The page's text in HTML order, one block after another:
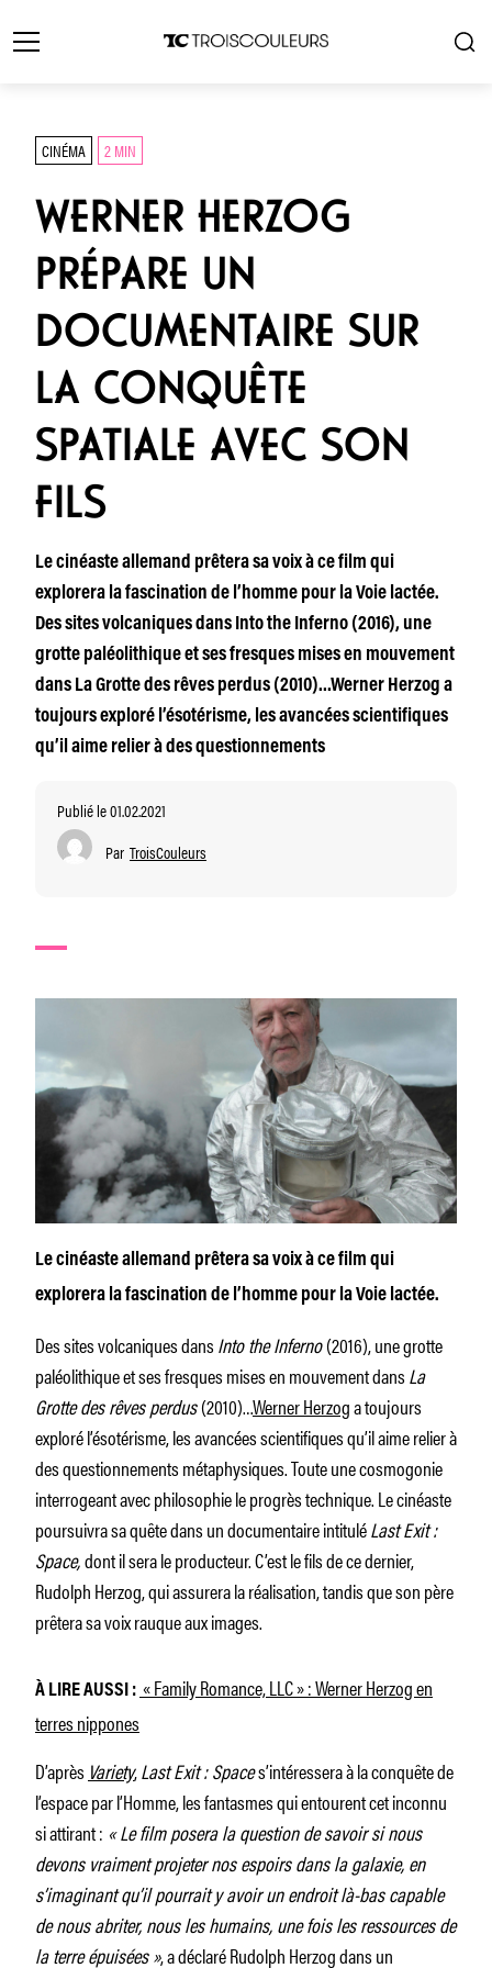
CINÉMA 2 MIN
WERNER HERZOG
PRÉPARE UN
DOCUMENTAIRE SUR
LA CONQUÊTE
SPATIALE AVEC SON
FILS
Le cinéaste allemand prêtera sa voix à ce film qui
explorera la fascination de l’homme pour la Voie lactée.
Des sites volcaniques dans Into the Inferno (2016), une
grotte paléolithique et ses fresques mises en mouvement
dans La Grotte des rêves perdus (2010)…Werner Herzog a
toujours exploré l’ésotérisme, les avancées scientifiques
qu’il aime relier à des questionnements
Publié le 01.02.2021
Par TroisCouleurs
Le cinéaste allemand prêtera sa voix à ce film qui
explorera la fascination de l’homme pour la Voie lactée.
Des sites volcaniques dansInto the Inferno(2016), une grotte
paléolithique et ses fresques mises en mouvement dansLa
Grotte des rêves perdus(2010)…Werner Herzoga toujours
exploré l’ésotérisme, les avancées scientifiques qu’il aime relier à
des questionnements métaphysiques. Toute une cosmogonie
interrogeant avec philosophie le progrès technique. Le cinéaste
poursuivra sa quête dans un documentaire intituléLast Exit :
Space,dont il sera le producteur. C’est le fils de ce dernier,
Rudolph Herzog, qui assurera la réalisation, tandis que son père
prêtera sa voix rauque aux images.
À LIRE AUSSI : « Family Romance, LLC » : Werner Herzog en
terres nippones
D’après Variety,Last Exit : Spaces’intéressera à la conquête de
l’espace par l’Homme, les fantasmes qui entourent cet inconnu
si attirant : « Le film posera la question de savoir si nous
devons vraiment projeter nos espoirs dans la galaxie, en
s’imaginant qu’il pourrait y avoir un endroit là-bas capable
de nous abriter, nous les humains, une fois les ressources de
la terre épuisées », a déclaré Rudolph Herzog dans un